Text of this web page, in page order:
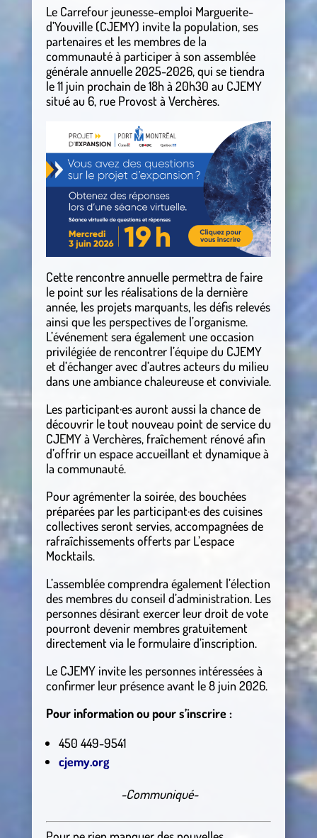
Le Carrefour jeunesse-emploi Marguerite-
d’Youville (CJEMY) invite la population, ses
partenaires et les membres de la
communauté à participer à son assemblée
générale annuelle 2025-2026, qui se tiendra
le 11 juin prochain de 18h à 20h30 au CJEMY
situé au 6, rue Provost à Verchères.
Cette rencontre annuelle permettra de faire
le point sur les réalisations de la dernière
année, les projets marquants, les défis relevés
ainsi que les perspectives de l’organisme.
L’événement sera également une occasion
privilégiée de rencontrer l’équipe du CJEMY
et d’échanger avec d’autres acteurs du milieu
dans une ambiance chaleureuse et conviviale.
Les participant·es auront aussi la chance de
découvrir le tout nouveau point de service du
CJEMY à Verchères, fraîchement rénové afin
d’offrir un espace accueillant et dynamique à
la communauté.
Pour agrémenter la soirée, des bouchées
préparées par les participant·es des cuisines
collectives seront servies, accompagnées de
rafraîchissements offerts par L’espace
Mocktails.
L’assemblée comprendra également l’élection
des membres du conseil d’administration. Les
personnes désirant exercer leur droit de vote
pourront devenir membres gratuitement
directement via le formulaire d’inscription.
Le CJEMY invite les personnes intéressées à
confirmer leur présence avant le 8 juin 2026.
Pour information ou pour s’inscrire :
450 449-9541
cjemy.org
-Communiqué-